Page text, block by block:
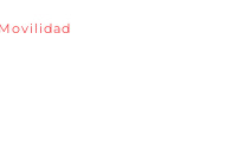
Movilidad